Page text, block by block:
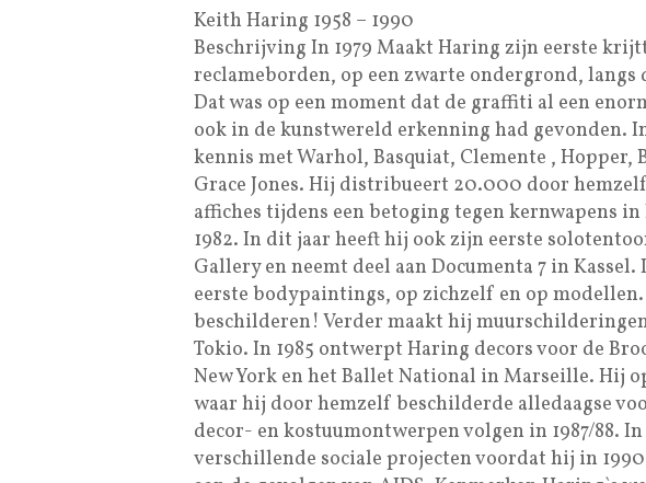
Keith Haring 1958 – 1990
Beschrijving In 1979 Maakt Haring zijn eerste
reclameborden, op een zwarte ondergrond, langs
Dat was op een moment dat de graffiti al een
ook in de kunstwereld erkenning had gevonden.
kennis met Warhol, Basquiat, Clemente , Hopper,
Grace Jones. Hij distribueert 20.000 door
affiches tijdens een betoging tegen kernwapens
1982. In dit jaar heeft hij ook zijn eerste
Gallery en neemt deel aan Documenta 7 in
eerste bodypaintings, op zichzelf en op modellen.
beschilderen! Verder maakt hij
Tokio. In 1985 ontwerpt Haring decors voor de
New York en het Ballet National in Marseille. Hij
waar hij door hemzelf beschilderde alledaagse
decor- en kostuumontwerpen volgen in 1987/88.
verschillende sociale projecten voordat hij in